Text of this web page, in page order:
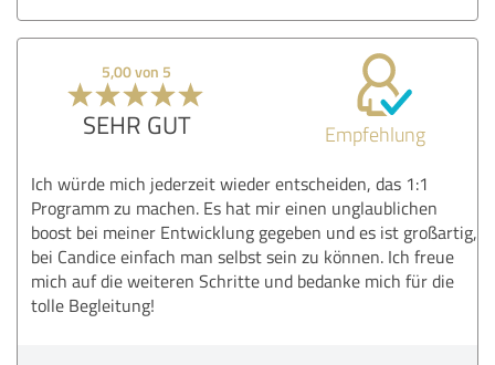
5,00 von 5
SEHR GUT Empfehlung
Ich würde mich jederzeit wieder entscheiden, das 1:1
Programm zu machen. Es hat mir einen unglaublichen
boost bei meiner Entwicklung gegeben und es ist großartig,
bei Candice einfach man selbst sein zu können. Ich freue
mich auf die weiteren Schritte und bedanke mich für die
tolle Begleitung!